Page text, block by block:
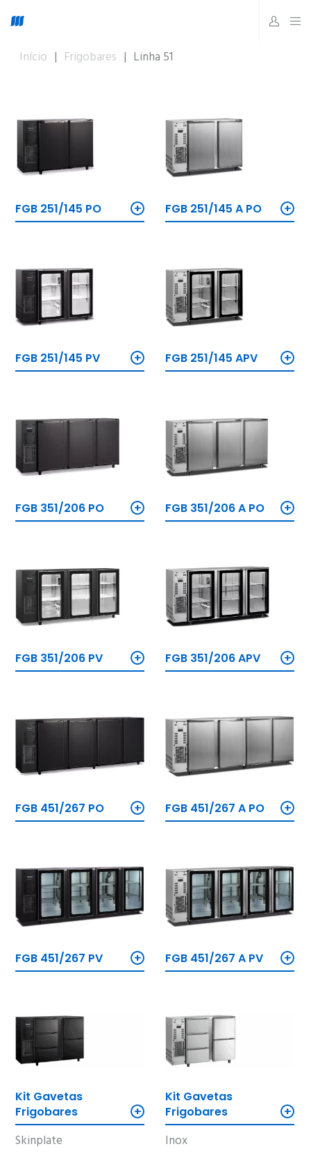
Início | Frigobares | Linha 51
FGB 251/145 PO + FGB 251/145 A PO +
FGB 251/145 PV + FGB 251/145 APV +
FGB 351/206 PO + FGB 351/206 A PO +
FGB 351/206 PV + FGB 351/206 APV +
FGB 451/267 PO + FGB 451/267 A PO +
FGB 451/267 PV + FGB 451/267 A PV +
Kit Gavetas
Frigobares
+
Skinplate
Kit Gavetas
Frigobares
+
Inox